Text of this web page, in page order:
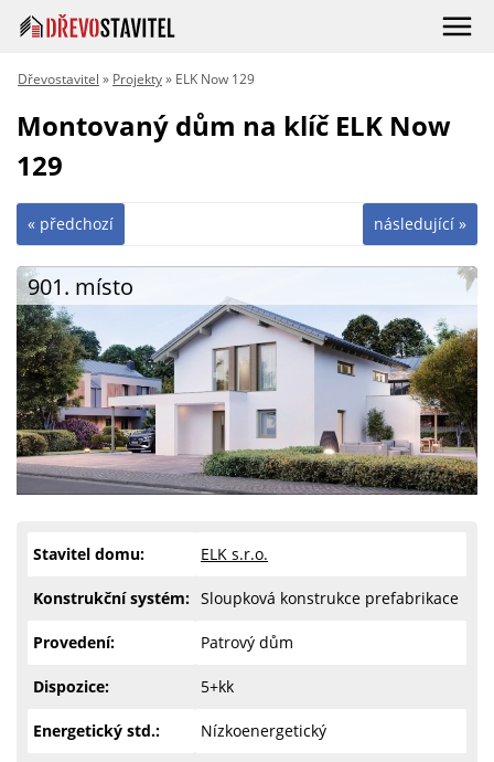
Dřevostavitel » Projekty» ELK Now 129
Montovaný dům na klíč ELK Now
129
následující »
« předchozí
901. místo
Stavitel domu: ELK s.r.o.
Konstrukční systém: Sloupková konstrukce prefabrikace
Provedení: Patrový dům
Dispozice: 5+kk
Energetický std.: Nízkoenergetický